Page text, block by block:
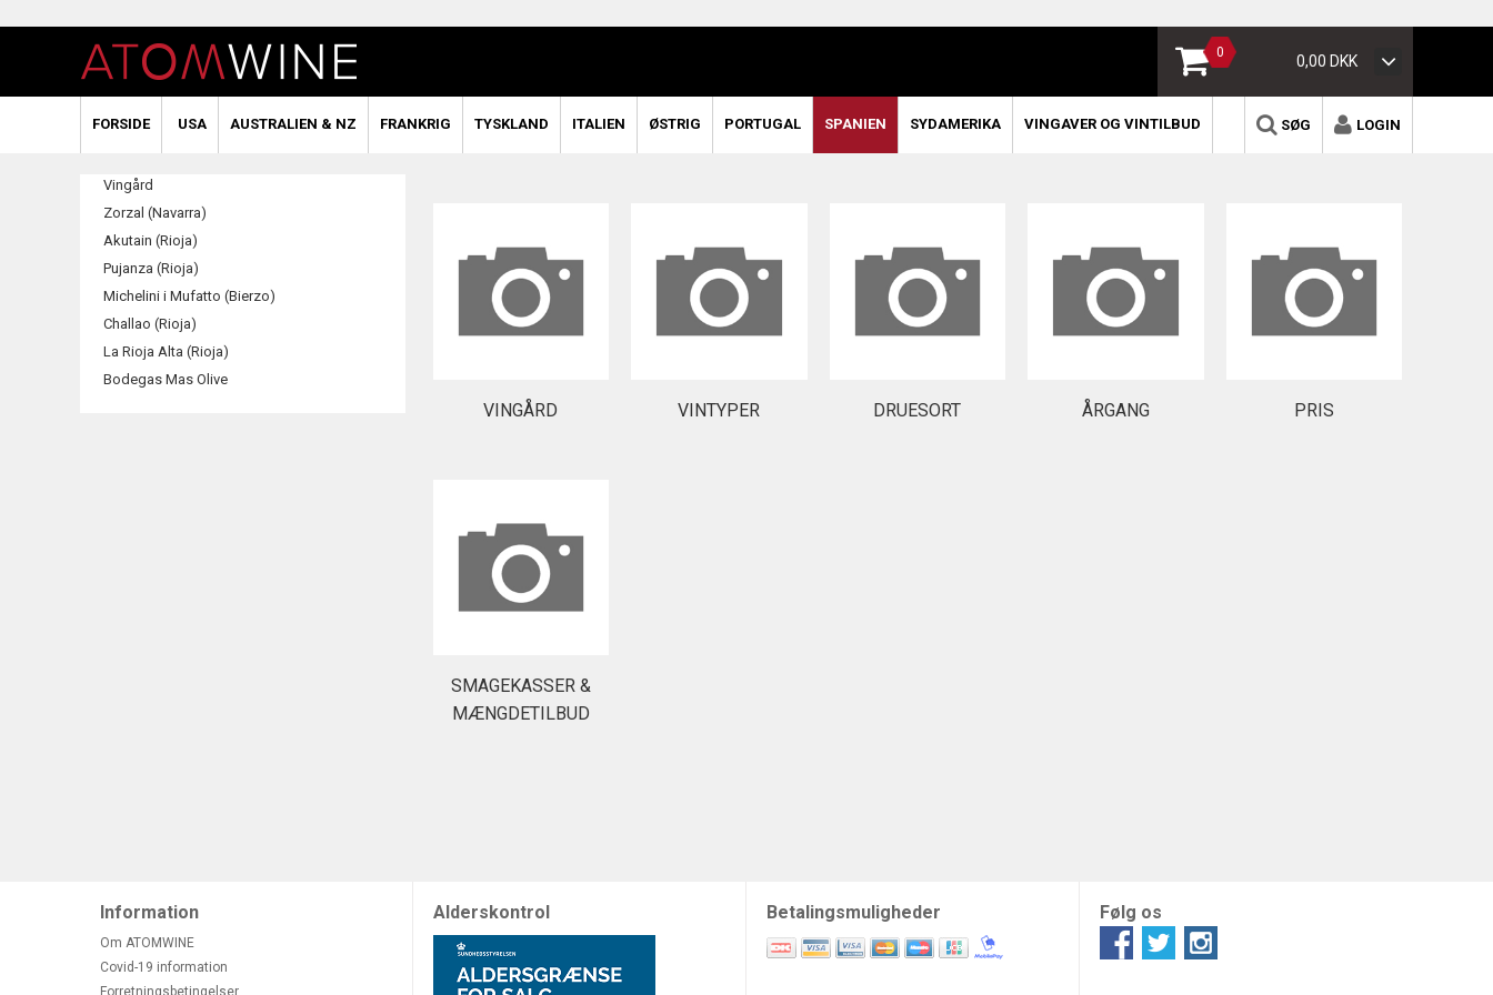
0 0,00 DKK
FORSIDE USA AUSTRALIEN & NZ FRANKRIG TYSKLAND ITALIEN ØSTRIG PORTUGAL SPANIEN SYDAMERIKA VINGAVER OG VINTILBUD LOGIN
SØG
Vingård
Zorzal (Navarra)
Akutain (Rioja)
Pujanza (Rioja)
Michelini i Mufatto (Bierzo)
Challao (Rioja)
La Rioja Alta (Rioja)
Bodegas Mas Olive
VINGÅRD VINTYPER DRUESORT ÅRGANG PRIS
SMAGEKASSER &
MÆNGDETILBUD
Information
Om ATOMWINE
Covid-19 information
Forretningsbetingelser
Alderskontrol Betalingsmuligheder Følg os